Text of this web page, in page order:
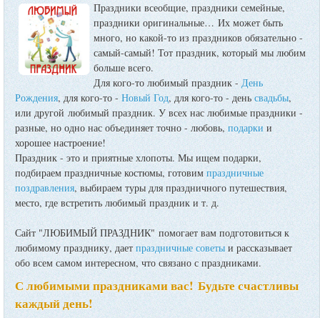
Праздники всеобщие, праздники семейные,
праздники оригинальные… Их может быть
много, но какой-то из праздников обязательно -
самый-самый! Тот праздник, который мы любим
больше всего.
Для кого-то любимый праздник - День
Рождения, для кого-то -Новый Год, для кого-то - деньсвадьбы,
или другой любимый праздник. У всех нас любимые праздники -
разные, но одно нас объединяет точно - любовь,подарки и
хорошее настроение!
Праздник - это и приятные хлопоты. Мы ищем подарки,
подбираем праздничные костюмы, готовимпраздничные
поздравления, выбираем туры для праздничного путешествия,
место, где встретить любимый праздник и т. д.
Сайт "ЛЮБИМЫЙ ПРАЗДНИК" помогает вам подготовиться к
любимому празднику, даетпраздничные советы и рассказывает
обо всем самом интересном, что связано с праздниками.
С любимыми праздниками вас! Будьте счастливы
каждый день!